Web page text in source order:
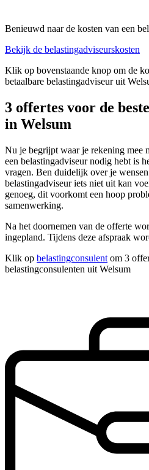
Benieuwd naar de kosten van een
Bekijk de belastingadviseurskosten
Klik op bovenstaande knop om de
betaalbare belastingadviseur uit
3 offertes voor de
in Welsum
Nu je begrijpt waar je rekening mee
een belastingadviseur nodig hebt is
vragen. Ben duidelijk over je
belastingadviseur iets niet uit kan
genoeg, dit voorkomt een hoop
samenwerking.
Na het doornemen van de offerte
ingepland. Tijdens deze afspraak
Klik op belastingconsulent om 3
belastingconsulenten uit Welsum